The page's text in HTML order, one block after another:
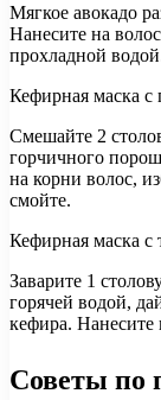
Мягкое авокадо
Нанесите на
прохладной
Кефирная маска с
Смешайте 2
горчичного
на корни волос,
смойте.
Кефирная маска с
Заварите 1
горячей водой,
кефира. Нанесите
Советы по